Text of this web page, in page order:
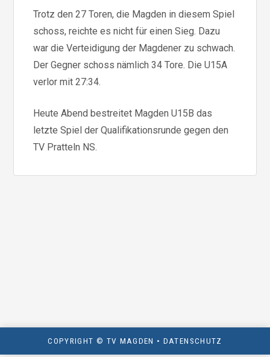
Trotz den 27 Toren, die Magden in diesem Spiel
schoss, reichte es nicht für einen Sieg. Dazu
war die Verteidigung der Magdener zu schwach.
Der Gegner schoss nämlich 34 Tore. Die U15A
verlor mit 27:34.
Heute Abend bestreitet Magden U15B das
letzte Spiel der Qualifikationsrunde gegen den
TV Pratteln NS.
COPYRIGHT © TV MAGDEN • DATENSCHUTZ